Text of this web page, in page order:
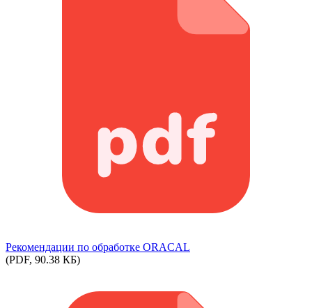
Рекомендации по обработке ORACAL
(PDF, 90.38 КБ)